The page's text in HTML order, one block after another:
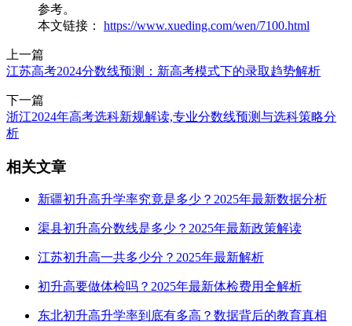
参考。
本文链接： https://www.xueding.com/wen/7100.html
上一篇
江苏高考2024分数线预测：新高考模式下的录取趋势解析
下一篇
浙江2024年高考选科新规解读,专业分数线预测与选科策略分
析
相关文章
新疆初升高升学率究竟是多少？2025年最新数据分析
渠县初升高分数线是多少？2025年最新政策解读
江苏初升高一共多少分？2025年最新解析
初升高要做体检吗？2025年最新体检费用全解析
东北初升高升学率到底有多高？数据背后的教育真相